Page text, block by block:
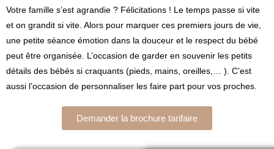
Votre famille s’est agrandie ? Félicitations ! Le temps passe si vite
et on grandit si vite. Alors pour marquer ces premiers jours de vie,
une petite séance émotion dans la douceur et le respect du bébé
peut être organisée. L’occasion de garder en souvenir les petits
détails des bébés si craquants (pieds, mains, oreilles,… ). C’est
aussi l’occasion de personnaliser les faire part pour vos proches.
Demander la brochure tarifaire